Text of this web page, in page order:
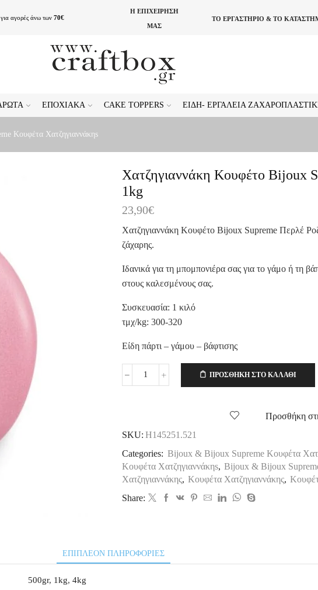
για αγορές άνω των 70€
Η ΕΠΙΧΕΙΡΗΣΗ
ΜΑΣ
ΤΟ ΕΡΓΑΣΤΗΡΙΟ & ΤΟ
ΕΠΟΧΙΑΚΆ CAKE TOPPERS ΕΊΔΗ- ΕΡΓΑΛΕΊΑ
Κουφέτα Χατζηγιαννάκηs
Χατζηγιαννάκη Κουφέτο Bijoux
1kg
23,90€
Χατζηγιαννάκη Κουφέτο Bijoux Supreme Περλέ
ζάχαρης.
Ιδανικά για τη μπομπονιέρα σας για το γάμο ή τη
στους καλεσμένους σας.
Συσκευασία: 1 κιλό
τμχ/kg: 300-320
Είδη πάρτι – γάμου – βάφτισης
Χατζηγιαννάκη
Λαμπερό
Ροζ,
1kg
ποσότητα
ΠΡΟΣΘΉΚΗ ΣΤΟ ΚΑΛΆΘΙ
Προσθήκη
SKU: Η145251.521
Categories: Bijoux & Bijoux Supreme Κουφέτα
Κουφέτα Χατζηγιαννάκηs, Bijoux & Bijoux
Χατζηγιαννάκης, Κουφέτα Χατζηγιαννάκης,
Share:
ΕΠΙΠΛΈΟΝ ΠΛΗΡΟΦΟΡΊΕΣ
500gr, 1kg,4kg